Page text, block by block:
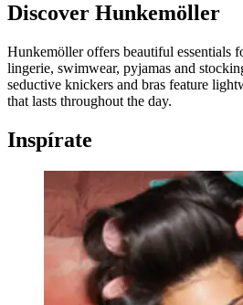
Discover Hunkemöller
Hunkemöller offers beautiful essentials
lingerie, swimwear, pyjamas and
seductive knickers and bras feature
that lasts throughout the day.
Inspírate